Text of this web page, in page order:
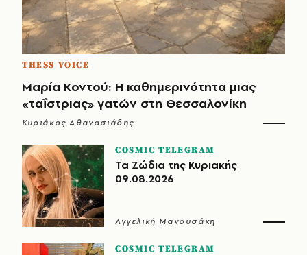
THESS VOICE
Μαρία Κοντού: Η καθημερινότητα μιας
«ταΐστριας» γατών στη Θεσσαλονίκη
Κυριάκος Αθανασιάδης
COSMIC TELEGRAM
Τα Ζώδια της Κυριακής
09.08.2026
Αγγελική Μανουσάκη
COSMIC TELEGRAM